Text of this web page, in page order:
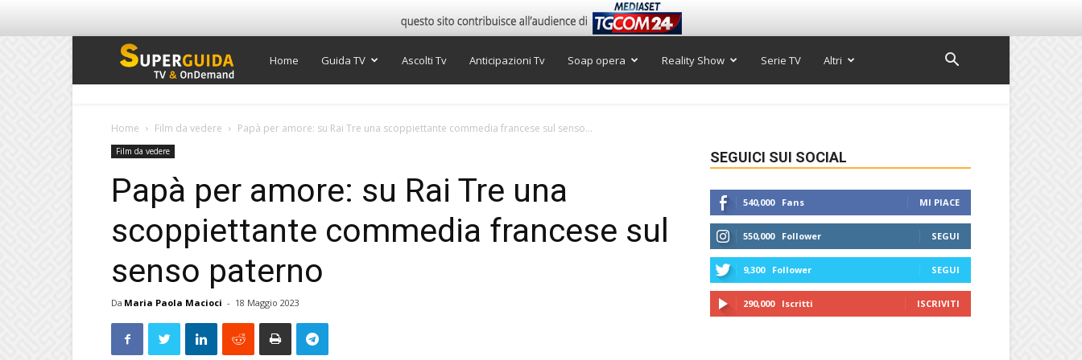
Super
Home Guida TV Ascolti Tv Anticipazioni Tv Soap opera Reality Show Serie TV Altri
Home Film da vedere Papà per amore: su Rai Tre una scoppiettante commedia francese sul senso...
Film da vedere
Papà per amore: su Rai Tre una
scoppiettante commedia francese sul
senso paterno
Da Maria Paola Macioci - 18 Maggio 2023
SEGUICI SUI SOCIAL
540,000 Fans MI PIACE
550,000 Follower SEGUI
9,300 Follower SEGUI
290,000 Iscritti ISCRIVITI